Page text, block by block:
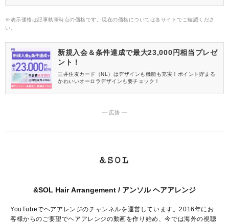
※表示価格は記事執筆時点の価格です。現在の価格については各サイトでご確認くださ
い。
新規入会＆条件達成で最大23,000円相当プレゼ
ント！
三井住友カード（NL）はデザインも機能も充実！ポイント貯まる
かわいいオーロラデザインも要チェック！
― 広告 ―
&SOL Hair Arrangement / アンソル ヘアアレンジ
YouTubeでヘアアレンジのチャンネルを運営しています。2016年にお
客様からのご要望でヘアアレンジの動画を作り始め、今では海外の視聴